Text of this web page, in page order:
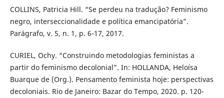
COLLINS, Patricia Hill. “Se perdeu na tradução? Feminismo
negro, interseccionalidade e política emancipatória”.
Parágrafo, v. 5, n. 1, p. 6-17, 2017.
CURIEL, Ochy. “Construindo metodologias feministas a
partir do feminismo decolonial”. In: HOLLANDA, Heloísa
Buarque de (Org.). Pensamento feminista hoje: perspectivas
decoloniais. Rio de Janeiro: Bazar do Tempo, 2020. p. 120-